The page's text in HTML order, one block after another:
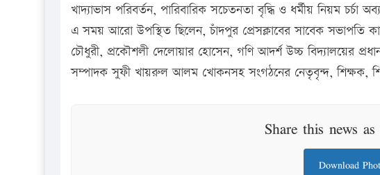
খাদ্যাভাস পরিবর্তন, পারিবারিক সচেতনতা বৃদ্ধি ও ধর্মীয় নিয়ম চর্চা
এ সময় আরো উপস্থিত ছিলেন, চাঁদপুর প্রেসক্লাবের সাবেক সভাপতি
চৌধুরী, প্রকৌশলী দেলোয়ার হোসেন, গণি আদর্শ উচ্চ বিদ্যালয়ের
সম্পাদক সুফী খায়রুল আলম খোকনসহ সংগঠনের নেতৃবৃন্দ, শিক্ষক,
Share this news
Download